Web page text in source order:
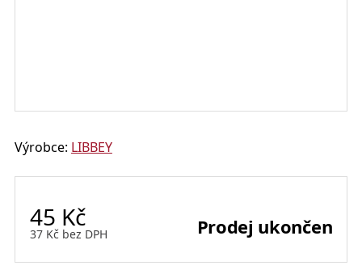
Výrobce: LIBBEY
45 Kč
37 Kčbez DPH Prodej ukončen